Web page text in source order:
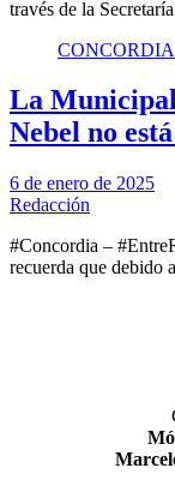
través de la
CONCORDIA
La
Nebel no
6 de enero de 2025
Redacción
#Concordia –
recuerda que debido